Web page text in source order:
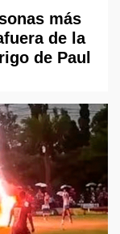
más
de la
de Paul